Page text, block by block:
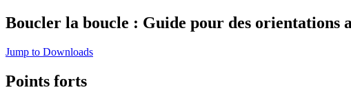
Boucler la boucle : Guide pour des orientations
Jump to Downloads
Points forts